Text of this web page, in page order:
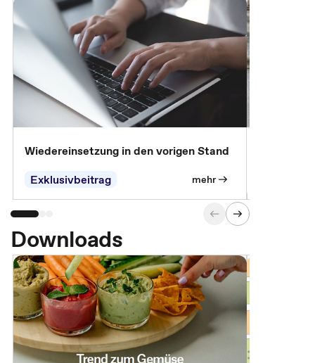
Wiedereinsetzung in den vorigen Stand
Exklusivbeitrag
mehr
Downloads